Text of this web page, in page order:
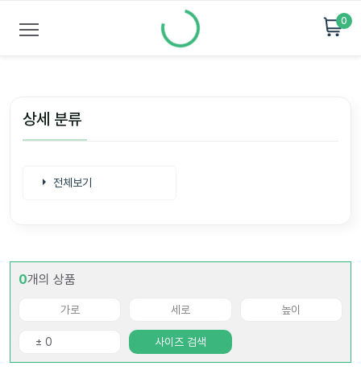
0
상세 분류
전체보기
0개의 상품
사이즈 검색